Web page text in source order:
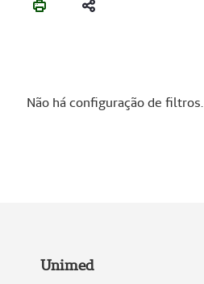
Não há configuração de filtros.
Unimed